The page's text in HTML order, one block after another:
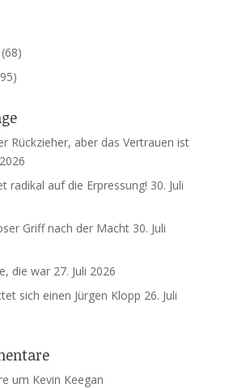
(68)
Rückzieher, aber das Vertrauen ist
radikal auf die Erpressung! 30. Juli
Griff nach der Macht 30. Juli
die war 27. Juli 2026
sich einen Jürgen Klopp 26. Juli
um Kevin Keegan